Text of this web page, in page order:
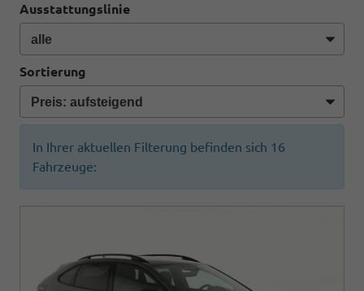
Ausstattungslinie
Sortierung
In Ihrer aktuellen Filterung befinden sich 16
Fahrzeuge: